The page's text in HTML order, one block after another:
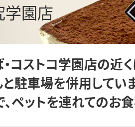
学園店
コストコ学園店の近
駐車場を併用してい
ペットを連れてのお